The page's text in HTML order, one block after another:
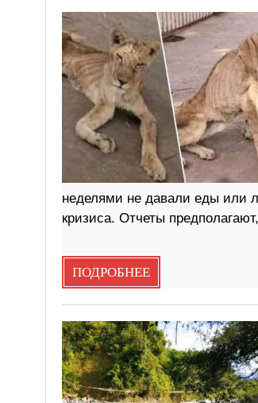
неделями не давали еды или
кризиса. Отчеты
ПОДРОБНЕЕ